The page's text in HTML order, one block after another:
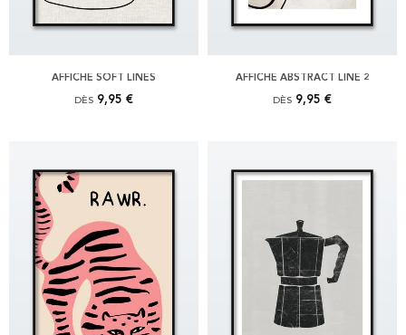
AFFICHE SOFT LINES
DÈS 9,95 €
AFFICHE ABSTRACT LINE 2
DÈS 9,95 €